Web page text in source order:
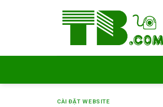
CÀI ĐẶT WEBSITE